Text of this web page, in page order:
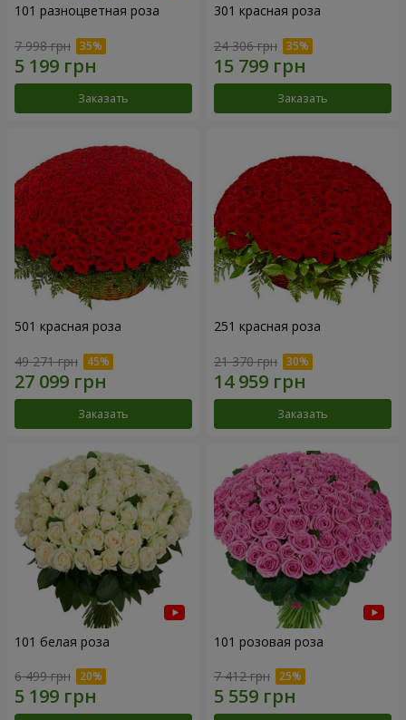
101 разноцветная роза
7 998 грн
Заказать
301 красная роза
24 306 грн
Заказать
501 красная роза
49 271 грн
Заказать
251 красная роза
21 370 грн
Заказать
101 белая роза
6 499 грн
101 розовая роза
7 412 грн